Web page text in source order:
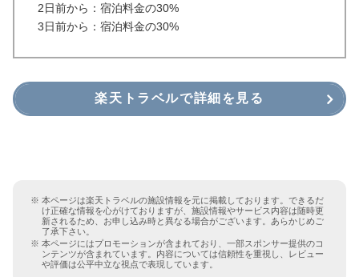
2日前から：宿泊料金の30%
3日前から：宿泊料金の30%
楽天トラベルで詳細を見る
本ページは楽天トラベルの施設情報を元に掲載しております。できるだ
け正確な情報を心がけておりますが、施設情報やサービス内容は随時更
新されるため、お申し込み時と異なる場合がございます。あらかじめご
了承下さい。
本ページにはプロモーションが含まれており、一部スポンサー提供のコ
ンテンツが含まれています。内容については信頼性を重視し、レビュー
や評価は公平中立な視点で表現しています。